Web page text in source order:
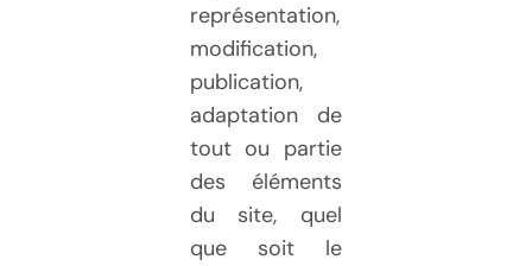
représentation,
modification,
publication,
adaptation de
tout ou partie
des éléments
du site, quel
que soit le